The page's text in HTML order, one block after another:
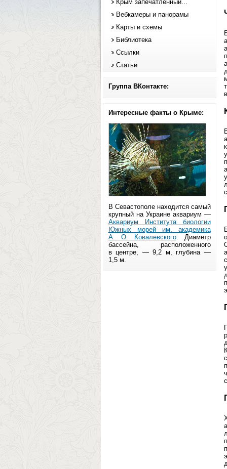
Крым запечатлённый...
Вебкамеры и панорамы
Карты и схемы
Библиотека
Ссылки
Статьи
Группа ВКонтакте:
Интересные факты о Крыме:
В Севастополе находится самый
крупный на Украине аквариум —
Аквариум Института биологии
Южных морей им. академика
А. О. Ковалевского. Диаметр
бассейна, расположенного
в центре, — 9,2 м, глубина —
1,5 м.